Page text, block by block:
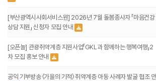
[부산광역시사회서비스원] 2026년 7월 돌봄종사자 「마음건강
상담 지원」 신청자 모집 안내
[오픈놀] 관광취약계층 지원사업「GKL과 함께하는 행복여행」2
차 모집 홍보 안내
공익 기부방송 〈가을의 기적〉 취약계층 아동 사례자 발굴 협조 안